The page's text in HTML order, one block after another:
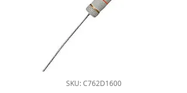
SKU: C762D1600